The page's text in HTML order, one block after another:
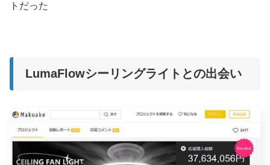
トだった
LumaFlowシーリングライトとの出会い